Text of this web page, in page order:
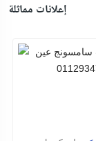
إعلانات مماثلة